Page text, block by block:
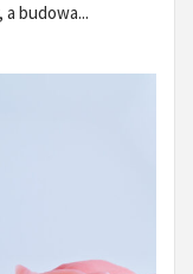
budowa...